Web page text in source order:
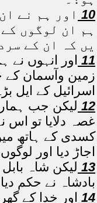
10 اور ہم نے
ہم ان لوگوں
یں کہ ان کے
11 اور انہوں نے
زمین وآسمان کے
اسرائیل کے ایل
12 لیکن جب
غصہ دلایا تو اس
کسدی کے ہاتھ
اجاڑ دیا اور
13 لیکن شاہ
بادشاہ نے حکم
14 اور خدا کے